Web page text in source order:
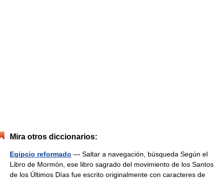
Mira otros diccionarios:
Egipcio reformado — Saltar a navegación, búsqueda Según el
Libro de Mormón, ese libro sagrado del movimiento de los Santos
de los Últimos Días fue escrito originalmente con caracteres de